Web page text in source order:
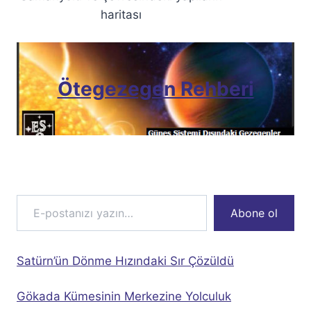
haritası
Ötegezegen Rehberi
E-postanızı yazın…
Abone ol
Satürn’ün Dönme Hızındaki Sır Çözüldü
Gökada Kümesinin Merkezine Yolculuk